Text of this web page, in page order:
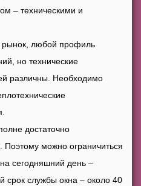
– техническими и
рынок, любой профиль
но технические
различны. Необходимо
достаточно
можно ограничиться
сегодняшний день –
срок службы окна – около 40